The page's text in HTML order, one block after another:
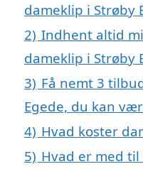
dameklip i Strøby
2) Indhent altid
dameklip i Strøby
3) Få nemt 3
Egede, du kan
4) Hvad koster
5) Hvad er med